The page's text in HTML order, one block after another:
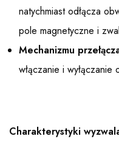
natychmiast odłącza
pole magnetyczne i
Mechanizmu
włączanie i wyłączanie
Charakterystyki